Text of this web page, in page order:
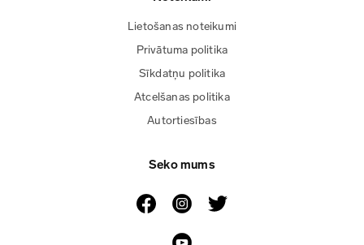
Lietošanas noteikumi
Privātuma politika
Sīkdatņu politika
Atcelšanas politika
Autortiesības
Seko mums